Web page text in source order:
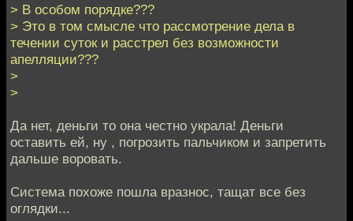
> В особом порядке???
> Это в том смысле что рассмотрение дела в
течении суток и расстрел без возможности
апелляции???
>
>
Да нет, деньги то она честно украла! Деньги
оставить ей, ну , погрозить пальчиком и запретить
дальше воровать.
Система похоже пошла вразнос, тащат все без
оглядки...